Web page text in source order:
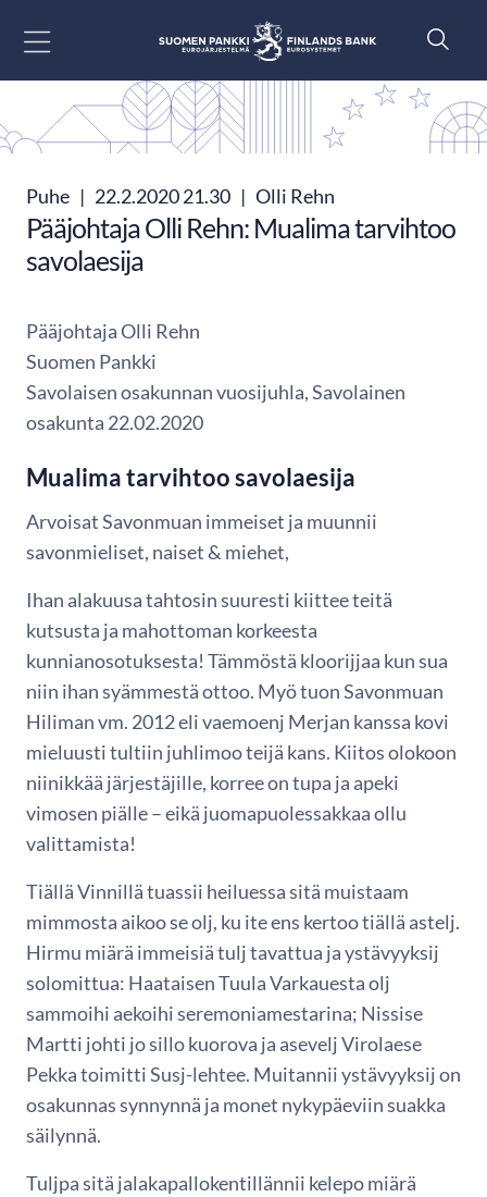
Puhe | 22.2.2020 21.30 | Olli Rehn
Pääjohtaja Olli Rehn: Mualima tarvihtoo
savolaesija
Pääjohtaja Olli Rehn
Suomen Pankki
Savolaisen osakunnan vuosijuhla, Savolainen
osakunta 22.02.2020
Mualima tarvihtoo savolaesija
Arvoisat Savonmuan immeiset ja muunnii
savonmieliset, naiset & miehet,
Ihan alakuusa tahtosin suuresti kiittee teitä
kutsusta ja mahottoman korkeesta
kunnianosotuksesta! Tämmöstä kloorijjaa kun sua
niin ihan syämmestä ottoo. Myö tuon Savonmuan
Hiliman vm. 2012 eli vaemoenj Merjan kanssa kovi
mieluusti tultiin juhlimoo teijä kans. Kiitos olokoon
niinikkää järjestäjille, korree on tupa ja apeki
vimosen piälle – eikä juomapuolessakkaa ollu
valittamista!
Tiällä Vinnillä tuassii heiluessa sitä muistaam
mimmosta aikoo se olj, ku ite ens kertoo tiällä astelj.
Hirmu miärä immeisiä tulj tavattua ja ystävyyksij
solomittua: Haataisen Tuula Varkauesta olj
sammoihi aekoihi seremoniamestarina; Nissise
Martti johti jo sillo kuorova ja asevelj Virolaese
Pekka toimitti Susj-lehtee. Muitannii ystävyyksij on
osakunnas synnynnä ja monet nykypäeviin suakka
säilynnä.
Tuljpa sitä jalakapallokentillännii kelepo miärä